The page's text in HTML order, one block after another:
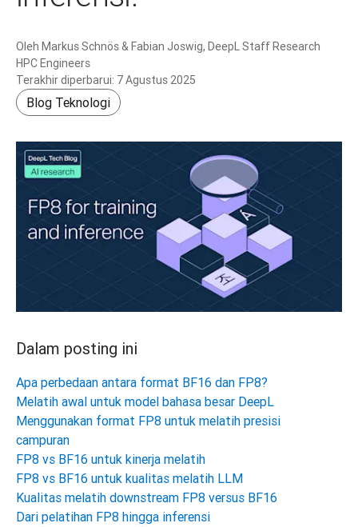
Oleh Markus Schnös & Fabian Joswig, DeepL Staff Research
HPC Engineers
Terakhir diperbarui: 7 Agustus 2025
Blog Teknologi
Dalam posting ini
Apa perbedaan antara format BF16 dan FP8?
Melatih awal untuk model bahasa besar DeepL
Menggunakan format FP8 untuk melatih presisi
campuran
FP8 vs BF16 untuk kinerja melatih
FP8 vs BF16 untuk kualitas melatih LLM
Kualitas melatih downstream FP8 versus BF16
Dari pelatihan FP8 hingga inferensi